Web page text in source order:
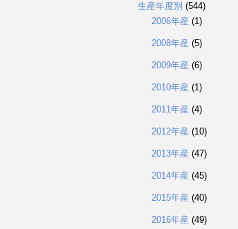
生産年度別 (544)
2006年産 (1)
2008年産 (5)
2009年産 (6)
2010年産 (1)
2011年産 (4)
2012年産 (10)
2013年産 (47)
2014年産 (45)
2015年産 (40)
2016年産 (49)